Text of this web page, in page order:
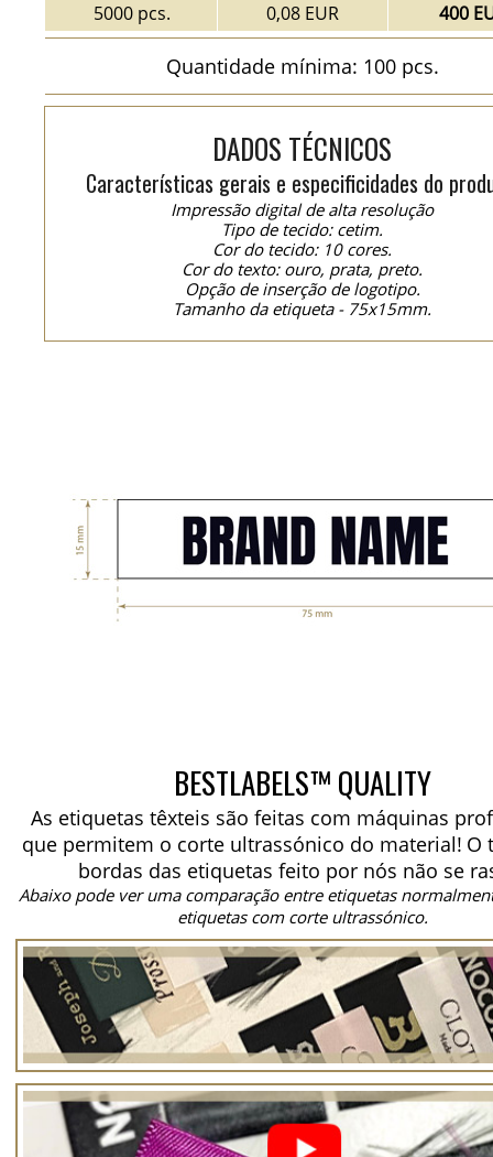
5000 pcs.
0,08 EUR 400
Quantidade mínima: 100 pcs.
DADOS TÉCNICOS
Características gerais e especificidades do
Impressão digital de alta resolução
Tipo de tecido: cetim.
Cor do tecido: 10 cores.
Cor do texto: ouro, prata, preto.
Opção de inserção de logotipo.
Tamanho da etiqueta - 75x15mm.
BESTLABELS™ QUALITY
As etiquetas têxteis são feitas com máquinas
que permitem o corte ultrassónico do material! O
bordas das etiquetas feito por nós não se
Abaixo pode ver uma comparação entre etiquetas
etiquetas com corte ultrassónico.